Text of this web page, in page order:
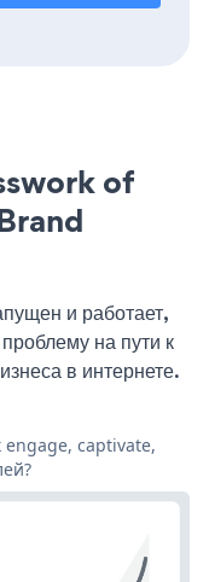
of
и работает,
на пути к
в интернете.
captivate,